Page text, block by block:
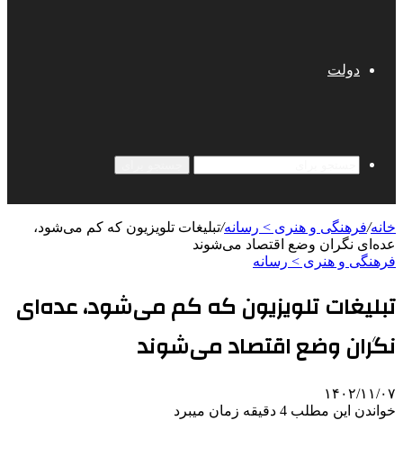
دولت
خانه/فرهنگی و هنری > رسانه/تبلیغات تلویزیون که کم می‌شود،
عده‌ای نگران وضع اقتصاد می‌شوند
فرهنگی و هنری > رسانه
تبلیغات تلویزیون که کم می‌شود، عده‌ای
نگران وضع اقتصاد می‌شوند
۱۴۰۲/۱۱/۰۷
خواندن این مطلب 4 دقیقه زمان میبرد